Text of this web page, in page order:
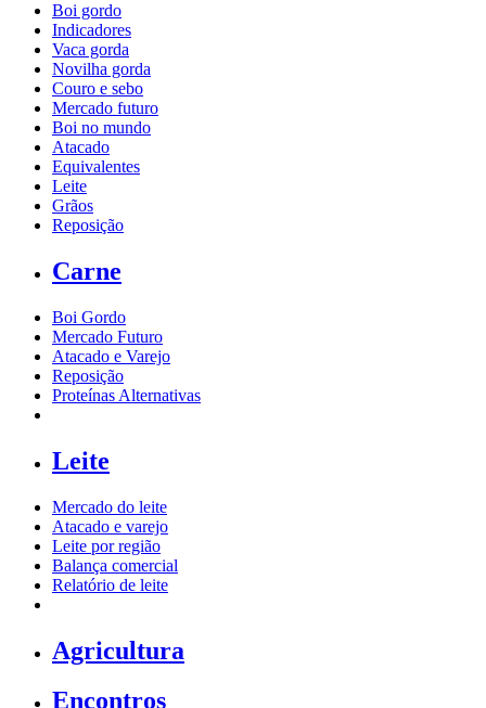
Boi gordo
Indicadores
Vaca gorda
Novilha gorda
Couro e sebo
Mercado futuro
Boi no mundo
Atacado
Equivalentes
Leite
Grãos
Reposição
Carne
Boi Gordo
Mercado Futuro
Atacado e Varejo
Reposição
Proteínas Alternativas
Leite
Mercado do leite
Atacado e varejo
Leite por região
Balança comercial
Relatório de leite
Agricultura
Encontros